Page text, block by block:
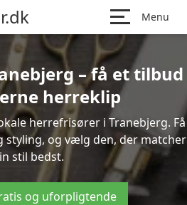
Menu
– få et tilbud
herreklip
herrefrisører i Tranebjerg. Få
styling, og vælg den, der matcher
stil bedst.
og uforpligtende